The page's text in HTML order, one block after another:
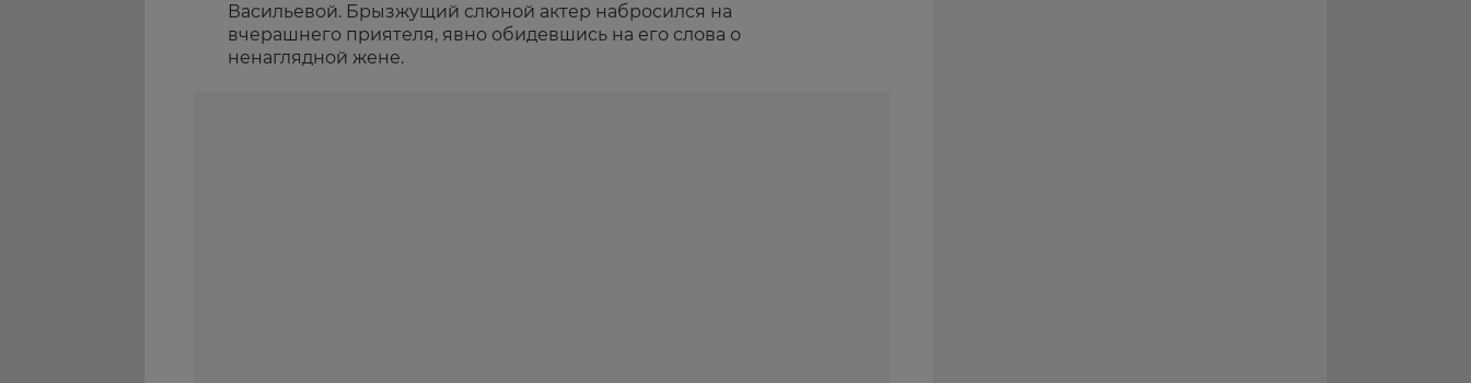
Васильевой. Брызжущий слюной актер набросился на
вчерашнего приятеля, явно обидевшись на его слова о
ненаглядной жене.